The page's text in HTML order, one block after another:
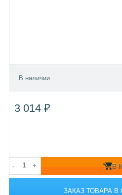
В наличии
3 014 ₽
- + В
ЗАКАЗ ТОВАРА В